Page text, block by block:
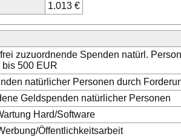
1.013 €
zuzuordnende Spenden natürl.
bis 500 EUR
natürlicher Personen durch
Geldspenden natürlicher Personen
Hard/Software
Öffentlichkeitsarbeit